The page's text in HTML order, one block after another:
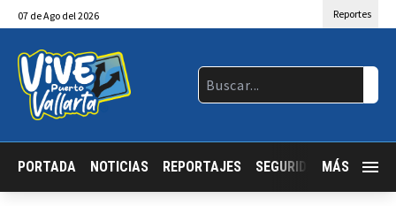
07 deAgo del 2026 Reportes
PORTADA NOTICIAS REPORTAJES SEGURIDAD JALISCO
MÁS